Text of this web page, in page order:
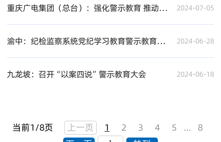
重庆广电集团（总台）：强化警示教育 推动党纪学习教育走深走实 2024-07-05
渝中：纪检监察系统党纪学习教育警示教育会召开 2024-06-28
九龙坡：召开“以案四说”警示教育大会 2024-06-18
当前1/8页 上一页 1 2 3 4 5 ...
8